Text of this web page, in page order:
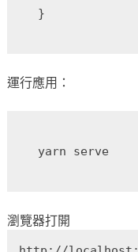
運行應用：
瀏覽器打開